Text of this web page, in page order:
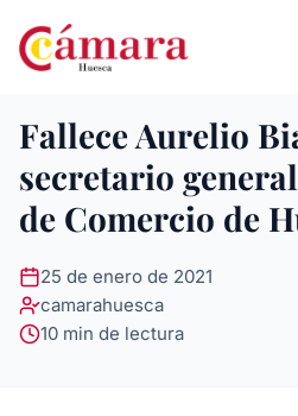
Fallece Aurelio
secretario
de Comercio de
25 de enero de 2021
camarahuesca
10 min de lectura